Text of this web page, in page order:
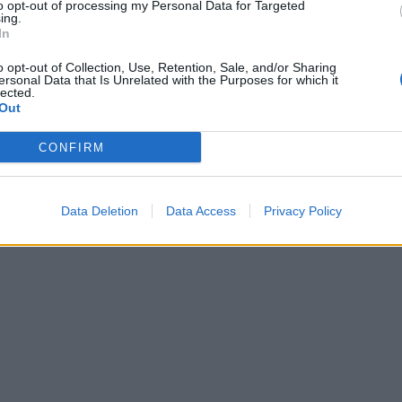
opt-out of processing my Personal Data for Targeted
opt-out of Collection, Use, Retention, Sale, and/or Sharing
Data that Is Unrelated with the Purposes for which it
CONFIRM
Data Deletion Data Access Privacy Policy
del legamento crociato anteriore del ginocchio sinistro le
di recupero svolto insieme allo staff medico e tecnico del
Marchiaro, pronta a ricoprire un ruolo importante nel sistema di
sono molto felice. Gli ultimi mesi sono stati complicati, ma la società,
La mia voglia più grande è ripagare tutta questa fiducia".